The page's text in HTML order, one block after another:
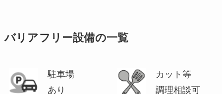
バリアフリー設備の一覧
駐車場
あり
カット等
調理相談可